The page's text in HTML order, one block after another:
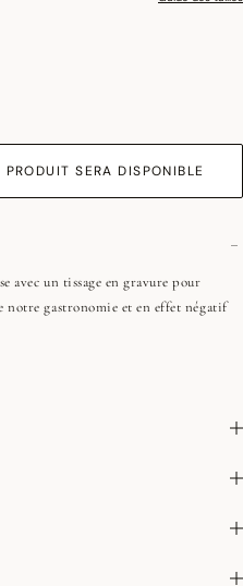
PRODUIT SERA DISPONIBLE
avec un tissage en gravure pour
notre gastronomie et en effet négatif
en France et contribuez aux